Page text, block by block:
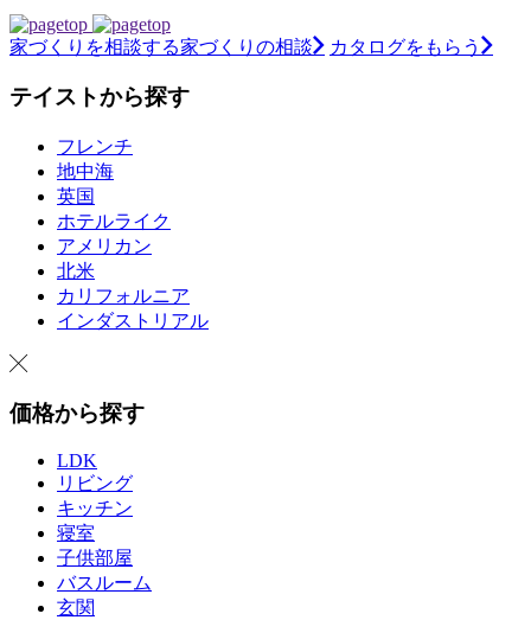
家づくりを相談する家づくりの相談 カタログをもらう
テイストから探す
フレンチ
地中海
英国
ホテルライク
アメリカン
北米
カリフォルニア
インダストリアル
価格から探す
LDK
リビング
キッチン
寝室
子供部屋
バスルーム
玄関